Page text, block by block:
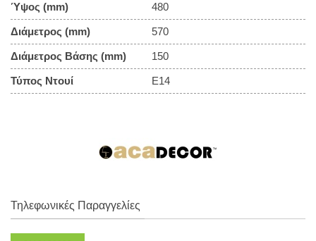
Ύψος (mm) 480
Διάμετρος (mm) 570
Διάμετρος Βάσης (mm) 150
Τύπος Ντουί E14
Τηλεφωνικές Παραγγελίες